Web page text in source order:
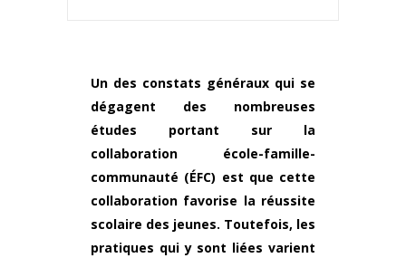
Un des constats généraux qui se
dégagent des nombreuses
études portant sur la
collaboration école-famille-
communauté (ÉFC) est que cette
collaboration favorise la réussite
scolaire des jeunes. Toutefois, les
pratiques qui y sont liées varient